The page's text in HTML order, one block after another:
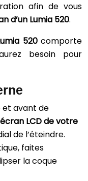
afin de vous
d’un Lumia 520.
520comporte
besoin pour
et avant de
LCD de votre
de l’éteindre.
faites
la coque